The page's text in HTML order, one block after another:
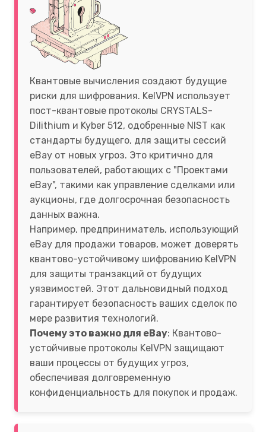
Квантовые вычисления создают будущие
риски для шифрования. KelVPN использует
пост-квантовые протоколы CRYSTALS-
Dilithium и Kyber 512, одобренные NIST как
стандарты будущего, для защиты сессий
eBay от новых угроз. Это критично для
пользователей, работающих с "Проектами
eBay", такими как управление сделками или
аукционы, где долгосрочная безопасность
данных важна.
Например, предприниматель, использующий
eBay для продажи товаров, может доверять
квантово-устойчивому шифрованию KelVPN
для защиты транзакций от будущих
уязвимостей. Этот дальновидный подход
гарантирует безопасность ваших сделок по
мере развития технологий.
Почему это важно для eBay: Квантово-
устойчивые протоколы KelVPN защищают
ваши процессы от будущих угроз,
обеспечивая долговременную
конфиденциальность для покупок и продаж.